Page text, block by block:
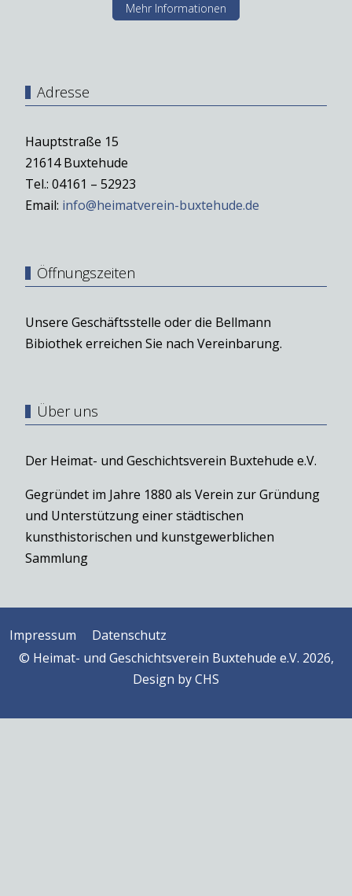
Mehr Informationen
Adresse
Hauptstraße 15
21614 Buxtehude
Tel.: 04161 – 52923
Email: info@heimatverein-buxtehude.de
Öffnungszeiten
Unsere Geschäftsstelle oder die Bellmann
Bibiothek erreichen Sie nach Vereinbarung.
Über uns
Der Heimat- und Geschichtsverein Buxtehude e.V.
Gegründet im Jahre 1880 als Verein zur Gründung
und Unterstützung einer städtischen
kunsthistorischen und kunstgewerblichen
Sammlung
Impressum
Datenschutz
© Heimat- und Geschichtsverein Buxtehude e.V. 2026,
Design byCHS